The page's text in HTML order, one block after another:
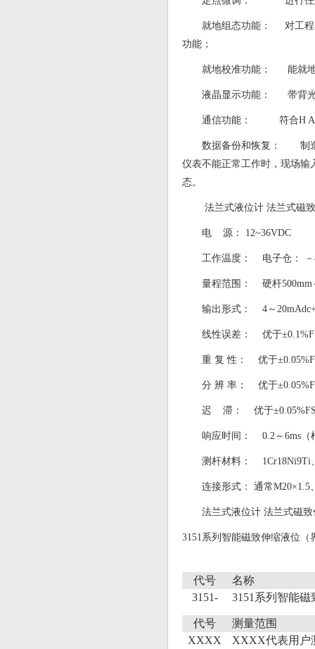
就地组态功能： 对工程
功能；
就地校准功能： 能就地
液晶显示功能： 带背光
通信功能： 符合H
数据备份和恢复： 制造
仪表不能正常工作时，现场输
态。
法兰式液位计 法兰式磁
电 源： 12~36VDC
工作温度： 电子仓：
量程范围： 硬杆500mm
输出形式： 4～
线性误差： 优于
重 复 性： 优于
分 辨 率： 优于
迟 滞： 优于
响应时间： 0.2～6ms（
测杆材料： 1Cr18Ni9Ti
连接形式： 通常M20×1.5
法兰式液位计 法兰式磁
3151系列智能磁致伸缩液位（
代号
名称
3151-
3151系列智能
代号
测量范围
XXXX
XXXX代表用户